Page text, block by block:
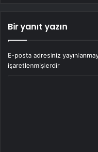
Bir yanıt yazın
E-posta adresiniz
işaretlenmişlerdir